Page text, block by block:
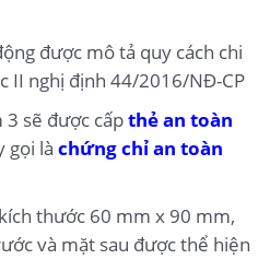
được mô tả quy cách chi
II nghị định 44/2016/NĐ-CP
sẽ được cấpthẻ an toàn
gọi là chứng chỉ an toàn
thước 60 mm x 90 mm,
và mặt sau được thể hiện